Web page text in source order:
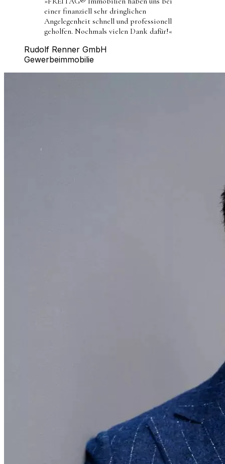
einer finanziell sehr dringlichen
Angelegenheit schnell und professionell
geholfen. Nochmals vielen Dank dafür!«
Rudolf Renner GmbH
Gewerbeimmobilie